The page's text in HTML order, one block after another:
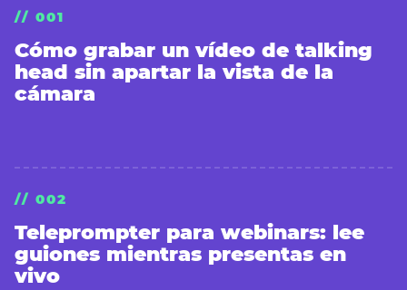
// 001
Cómo grabar un vídeo de talking
head sin apartar la vista de la
cámara
// 002
Teleprompter para webinars: lee
guiones mientras presentas en
vivo